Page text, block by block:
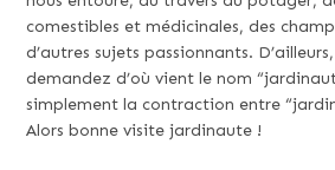
comestibles et médicinales, des
d’autres sujets passionnants.
demandez d’où vient le nom
simplement la contraction entre
Alors bonne visite jardinaute !